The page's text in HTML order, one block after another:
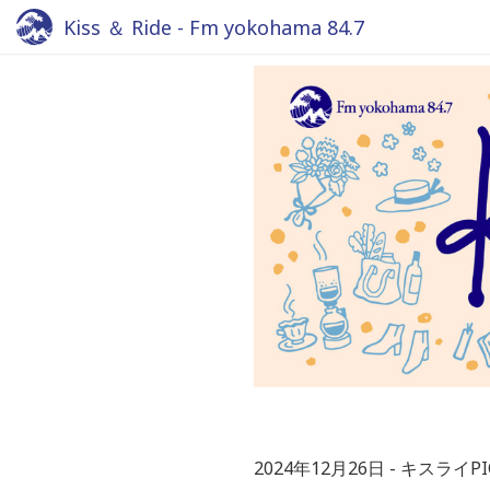
Kiss ＆ Ride - Fm yokohama 84.7
2024年12月26日 キスライ